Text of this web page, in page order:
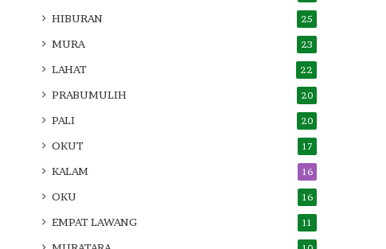
HIBURAN 25
MURA 23
LAHAT 22
PRABUMULIH 20
PALI 20
OKUT 17
KALAM 16
OKU 16
EMPAT LAWANG 11